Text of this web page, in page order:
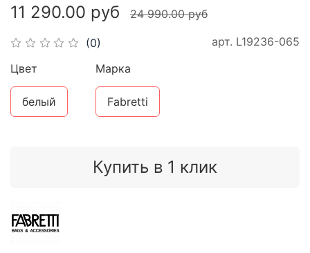
(0) арт. L19236-065
11 290.00 руб 24 990.00 руб
Купить в 1 клик
Цвет
белый
Марка
Fabretti